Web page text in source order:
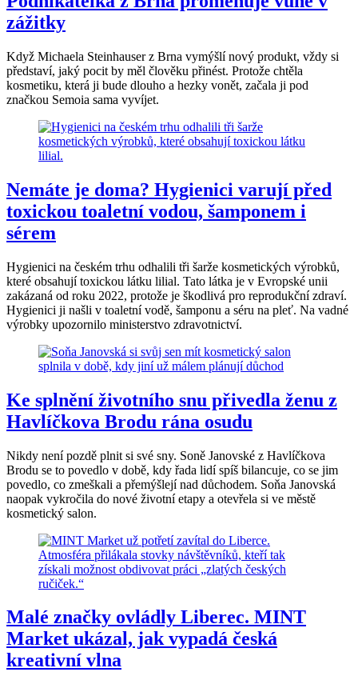
zážitky
Když Michaela Steinhauser z Brna vymýšlí nový produkt, vždy si
představí, jaký pocit by měl člověku přinést. Protože chtěla
kosmetiku, která ji bude dlouho a hezky vonět, začala ji pod
značkou Semoia sama vyvíjet.
Nemáte je doma? Hygienici varují před
toxickou toaletní vodou, šamponem i
sérem
Hygienici na českém trhu odhalili tři šarže kosmetických výrobků,
které obsahují toxickou látku lilial. Tato látka je v Evropské unii
zakázaná od roku 2022, protože je škodlivá pro reprodukční zdraví.
Hygienici ji našli v toaletní vodě, šamponu a séru na pleť. Na vadné
výrobky upozornilo ministerstvo zdravotnictví.
Ke splnění životního snu přivedla ženu z
Havlíčkova Brodu rána osudu
Nikdy není pozdě plnit si své sny. Soně Janovské z Havlíčkova
Brodu se to povedlo v době, kdy řada lidí spíš bilancuje, co se jim
povedlo, co zmeškali a přemýšlejí nad důchodem. Soňa Janovská
naopak vykročila do nové životní etapy a otevřela si ve městě
kosmetický salon.
Malé značky ovládly Liberec. MINT
Market ukázal, jak vypadá česká
kreativní vlna